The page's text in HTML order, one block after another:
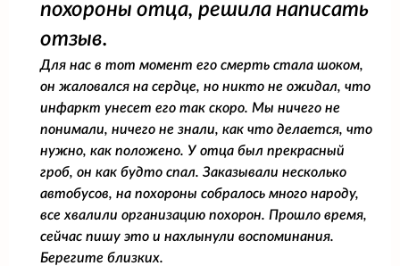
похороны отца, решила написать
отзыв.
Для нас в тот момент его смерть стала шоком,
он жаловался на сердце, но никто не ожидал, что
инфаркт унесет его так скоро. Мы ничего не
понимали, ничего не знали, как что делается, что
нужно, как положено. У отца был прекрасный
гроб, он как будто спал. Заказывали несколько
автобусов, на похороны собралось много народу,
все хвалили организацию похорон. Прошло время,
сейчас пишу это и нахлынули воспоминания.
Берегите близких.